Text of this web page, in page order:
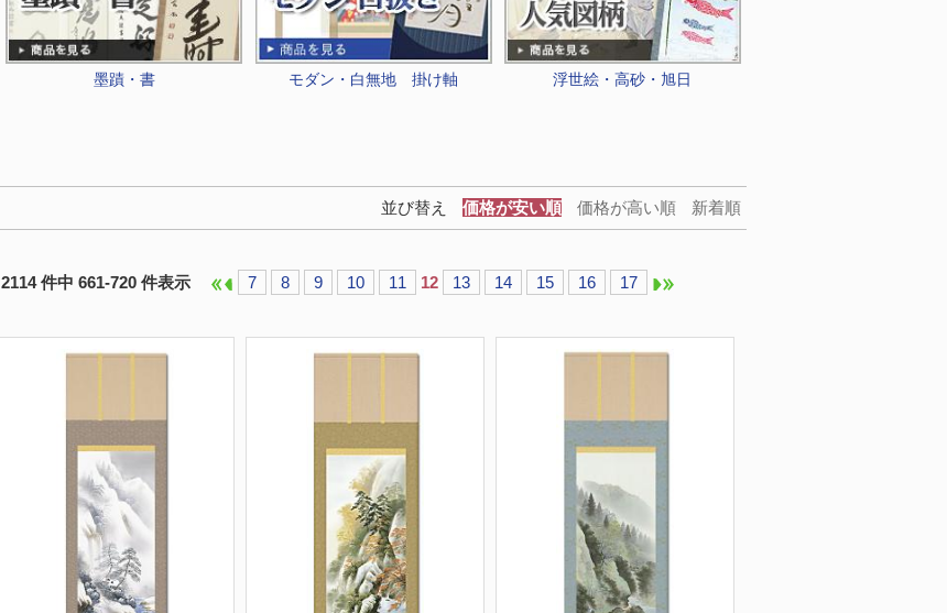
墨蹟・書 モダン・白無地 掛け軸 浮世絵・高砂・旭日
並び替え 価格が安い順 価格が高い順 新着順
2114 件中 661-720 件表示 7 8 9 10 11 12 13 14 15 16 17